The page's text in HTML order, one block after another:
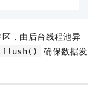
，由后台线程池异
确保数据发